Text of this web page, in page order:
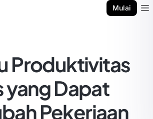
Mulai
Produktivitas
yang Dapat
Pekerjaan